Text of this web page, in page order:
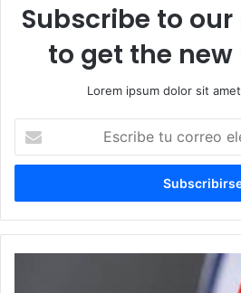
Subscribe to
to get the
Lorem ipsum dolor sit
correo